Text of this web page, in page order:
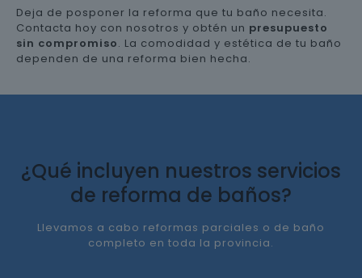
Deja de posponer la reforma que tu baño necesita.
Contacta hoy con nosotros y obtén un presupuesto
sin compromiso. La comodidad y estética de tu baño
dependen de una reforma bien hecha.
¿Qué incluyen nuestros servicios
de reforma de baños?
Llevamos a cabo reformas parciales o de baño
completo en toda la provincia.